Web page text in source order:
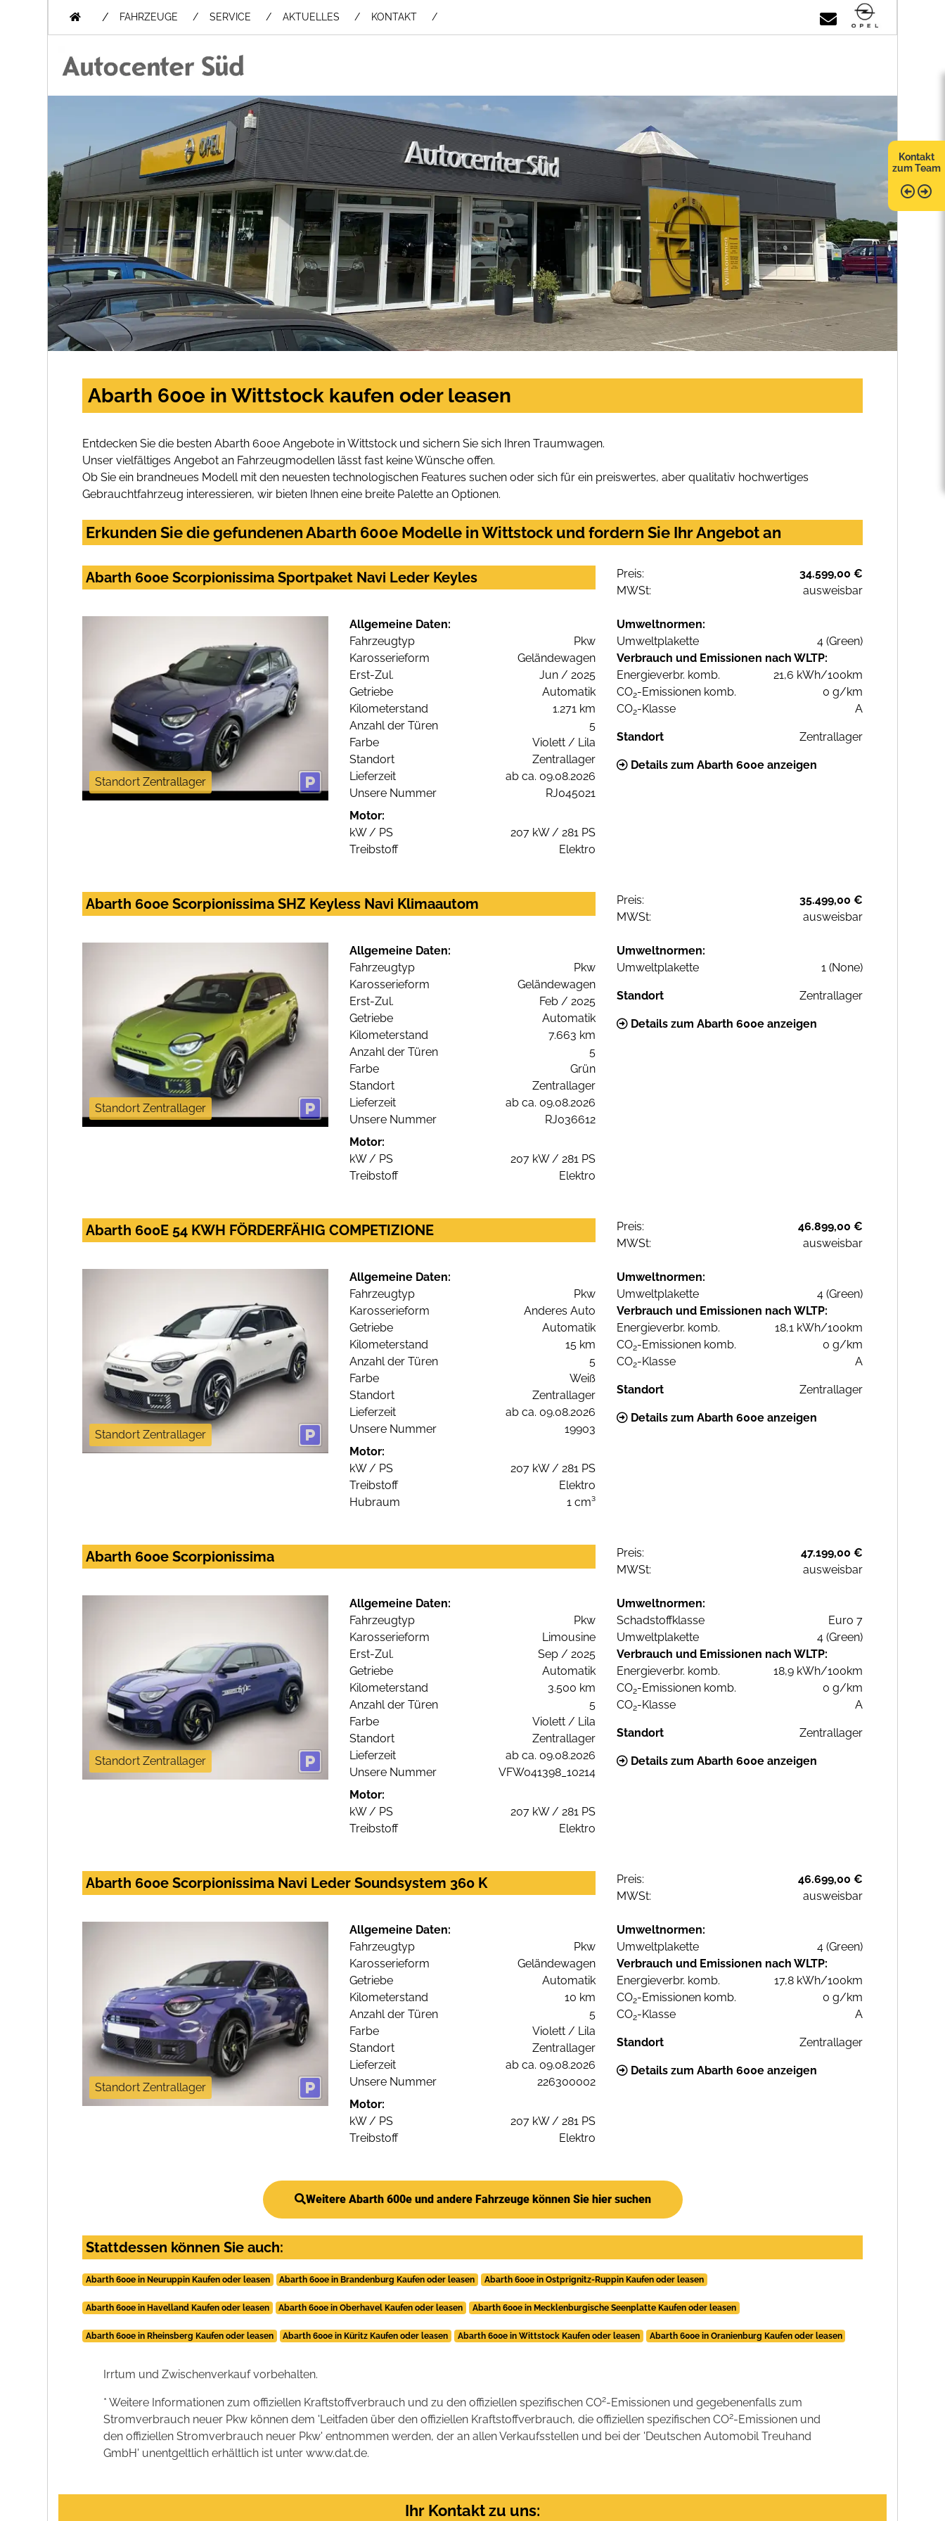
/ FAHRZEUGE SERVICE AKTUELLES KONTAKT
Kontakt
zum Team
Abarth 600e in Wittstock kaufen oder leasen
Entdecken Sie die besten Abarth 600e Angebote in Wittstock und sichern Sie sich Ihren Traumwagen.
Unser vielfältiges Angebot an Fahrzeugmodellen lässt fast keine Wünsche offen.
Ob Sie ein brandneues Modell mit den neuesten technologischen Features suchen oder sich für ein preiswertes, aber qualitativ hochwertiges
Gebrauchtfahrzeug interessieren, wir bieten Ihnen eine breite Palette an Optionen.
Erkunden Sie die gefundenen Abarth 600e Modelle in Wittstock und fordern Sie Ihr Angebot an
Abarth 600e Scorpionissima Sportpaket Navi Leder Keyles Preis:
34.599,00 €
MWSt:
ausweisbar
Standort Zentrallager
Allgemeine Daten:
Fahrzeugtyp
Pkw
Karosserieform
Geländewagen
Erst-Zul.
Jun / 2025
Getriebe
Automatik
Kilometerstand
1.271 km
Anzahl der Türen
5
Farbe
Violett / Lila
Standort
Zentrallager
Lieferzeit
ab ca. 09.08.2026
Unsere Nummer
RJ045021
Motor:
kW / PS
207 kW / 281 PS
Treibstoff
Elektro
Umweltnormen:
Umweltplakette
4 (Green)
Verbrauch und Emissionen nach WLTP:
Energieverbr. komb.
21,6 kWh/100km
CO2-Emissionen komb.
0 g/km
CO2-Klasse A
Standort Zentrallager
Details zum Abarth 600e anzeigen
Abarth 600e Scorpionissima SHZ Keyless Navi Klimaautom Preis:
35.499,00 €
MWSt:
ausweisbar
Standort Zentrallager
Allgemeine Daten:
Fahrzeugtyp
Pkw
Karosserieform
Geländewagen
Erst-Zul.
Feb / 2025
Getriebe
Automatik
Kilometerstand
7.663 km
Anzahl der Türen
5
Farbe
Grün
Standort
Zentrallager
Lieferzeit
ab ca. 09.08.2026
Unsere Nummer
RJ036612
Motor:
kW / PS
207 kW / 281 PS
Treibstoff
Elektro
Umweltnormen:
Umweltplakette
1 (None)
Standort Zentrallager
Details zum Abarth 600e anzeigen
Abarth 600E 54 KWH FÖRDERFÄHIG COMPETIZIONE Preis:
46.899,00 €
MWSt:
ausweisbar
Standort Zentrallager
Allgemeine Daten:
Fahrzeugtyp
Pkw
Karosserieform
Anderes Auto
Getriebe
Automatik
Kilometerstand
15 km
Anzahl der Türen
5
Farbe
Weiß
Standort
Zentrallager
Lieferzeit
ab ca. 09.08.2026
Unsere Nummer
19903
Motor:
kW / PS
207 kW / 281 PS
Treibstoff
Elektro
Hubraum
1 cm³
Umweltnormen:
Umweltplakette
4 (Green)
Verbrauch und Emissionen nach WLTP:
Energieverbr. komb.
18,1 kWh/100km
CO2-Emissionen komb.
0 g/km
CO2-Klasse A
Standort Zentrallager
Details zum Abarth 600e anzeigen
Abarth 600e Scorpionissima Preis:
47.199,00 €
MWSt:
ausweisbar
Standort Zentrallager
Allgemeine Daten:
Fahrzeugtyp
Pkw
Karosserieform
Limousine
Erst-Zul.
Sep / 2025
Getriebe
Automatik
Kilometerstand
3.500 km
Anzahl der Türen
5
Farbe
Violett / Lila
Standort
Zentrallager
Lieferzeit
ab ca. 09.08.2026
Unsere Nummer
VFW041398_10214
Motor:
kW / PS
207 kW / 281 PS
Treibstoff
Elektro
Umweltnormen:
Schadstoffklasse
Euro 7
Umweltplakette
4 (Green)
Verbrauch und Emissionen nach WLTP:
Energieverbr. komb.
18,9 kWh/100km
CO2-Emissionen komb.
0 g/km
CO2-Klasse A
Standort Zentrallager
Details zum Abarth 600e anzeigen
Abarth 600e Scorpionissima Navi Leder Soundsystem 360 K Preis:
46.699,00 €
MWSt:
ausweisbar
Standort Zentrallager
Allgemeine Daten:
Fahrzeugtyp
Pkw
Karosserieform
Geländewagen
Getriebe
Automatik
Kilometerstand
10 km
Anzahl der Türen
5
Farbe
Violett / Lila
Standort
Zentrallager
Lieferzeit
ab ca. 09.08.2026
Unsere Nummer
226300002
Motor:
kW / PS
207 kW / 281 PS
Treibstoff
Elektro
Umweltnormen:
Umweltplakette
4 (Green)
Verbrauch und Emissionen nach WLTP:
Energieverbr. komb.
17,8 kWh/100km
CO2-Emissionen komb.
0 g/km
CO2-Klasse A
Standort Zentrallager
Details zum Abarth 600e anzeigen
Weitere Abarth 600e und andere Fahrzeuge können Sie hier suchen
Stattdessen können Sie auch:
Abarth 600e in Neuruppin Kaufen oder leasen Abarth 600e in Brandenburg Kaufen oder leasen Abarth 600e in Ostprignitz-Ruppin Kaufen oder leasen
Abarth 600e in Havelland Kaufen oder leasen Abarth 600e in Oberhavel Kaufen oder leasen Abarth 600e in Mecklenburgische Seenplatte Kaufen oder leasen
Abarth 600e in Rheinsberg Kaufen oder leasen Abarth 600e in Küritz Kaufen oder leasen Abarth 600e in Wittstock Kaufen oder leasen Abarth 600e in Oranienburg Kaufen oder leasen
Irrtum und Zwischenverkauf vorbehalten.
* Weitere Informationen zum offiziellen Kraftstoffverbrauch und zu den offiziellen spezifischen CO2-Emissionen und gegebenenfalls zum
Stromverbrauch neuer Pkw können dem 'Leitfaden über den offiziellen Kraftstoffverbrauch, die offiziellen spezifischen CO2-Emissionen und
den offiziellen Stromverbrauch neuer Pkw' entnommen werden, der an allen Verkaufsstellen und bei der 'Deutschen Automobil Treuhand
GmbH' unentgeltlich erhältlich ist unter www.dat.de.
Ihr Kontakt zu uns: